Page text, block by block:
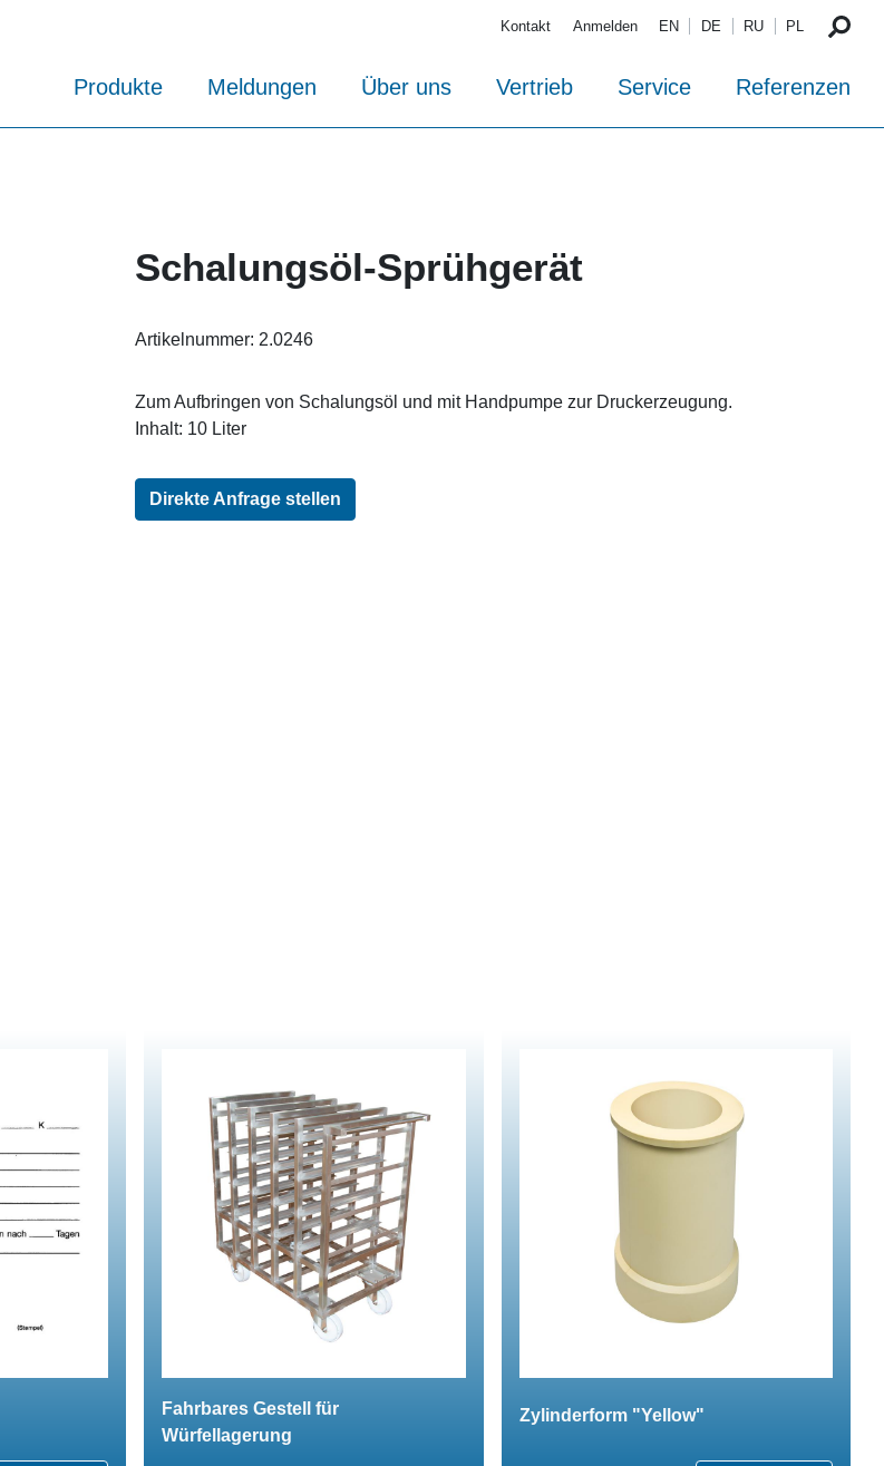
Kontakt Anmelden EN DE RU PL
Produkte Meldungen Über uns Vertrieb Service Referenzen
Schalungsöl-Sprühgerät
Artikelnummer: 2.0246
Zum Aufbringen von Schalungsöl und mit Handpumpe zur Druckerzeugung.
Inhalt: 10 Liter
Direkte Anfrage stellen
Fahrbares Gestell für
Würfellagerung
Zylinderform "Yellow"